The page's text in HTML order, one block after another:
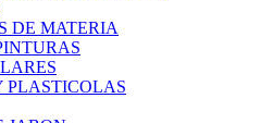
DE MATERIA
PLASTICOLAS